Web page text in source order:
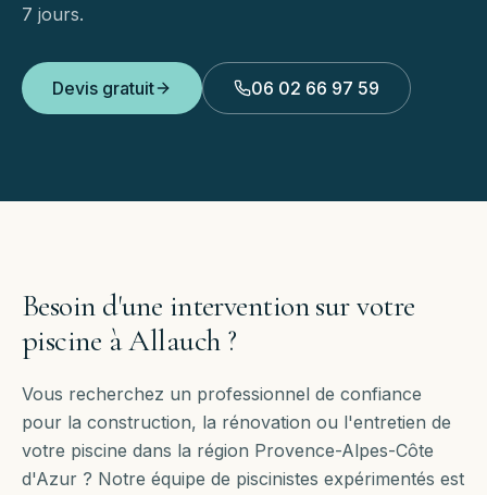
7 jours.
Devis gratuit 06 02 66 97 59
Besoin d'une intervention sur votre
piscine àAllauch?
Vous recherchez un professionnel de confiance
pour la construction, la rénovation ou l'entretien de
votre piscine dans la région Provence-Alpes-Côte
d'Azur ? Notre équipe de piscinistes expérimentés est